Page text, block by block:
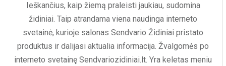
Ieškančius, kaip žiemą praleisti jaukiau, sudomina
židiniai. Taip atrandama viena naudinga interneto
svetainė, kurioje salonas Sendvario Židiniai pristato
produktus ir dalijasi aktualia informacija. Žvalgomės po
interneto svetainę Sendvariozidiniai.lt. Yra keletas meniu